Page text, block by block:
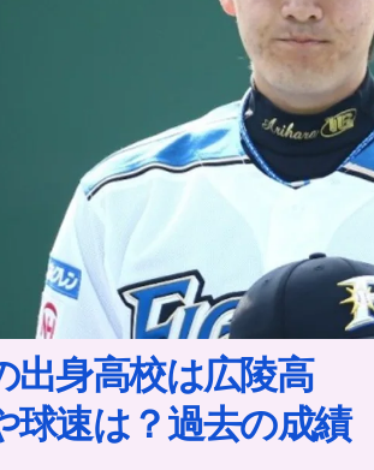
出身高校は広陵高
球速は？過去の成績